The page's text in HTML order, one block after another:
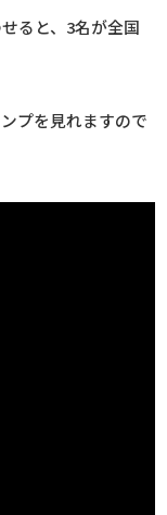
ると、3名が全国
プを見れますので